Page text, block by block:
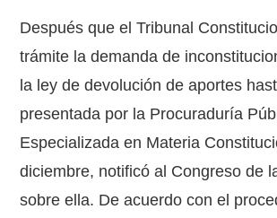
Después que el Tribunal
trámite la demanda de
la ley de devolución de aportes
presentada por la Procuraduría
Especializada en Materia
diciembre, notificó al Congreso de
sobre ella. De acuerdo con el